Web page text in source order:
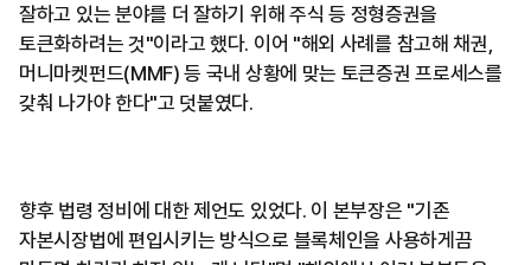
잘하고 있는 분야를 더 잘하기 위해 주식 등 정형증권을
토큰화하려는 것"이라고 했다. 이어 "해외 사례를 참고해 채권,
머니마켓펀드(MMF) 등 국내 상황에 맞는 토큰증권 프로세스를
갖춰 나가야 한다"고 덧붙였다.
향후 법령 정비에 대한 제언도 있었다. 이 본부장은 "기존
자본시장법에 편입시키는 방식으로 블록체인을 사용하게끔